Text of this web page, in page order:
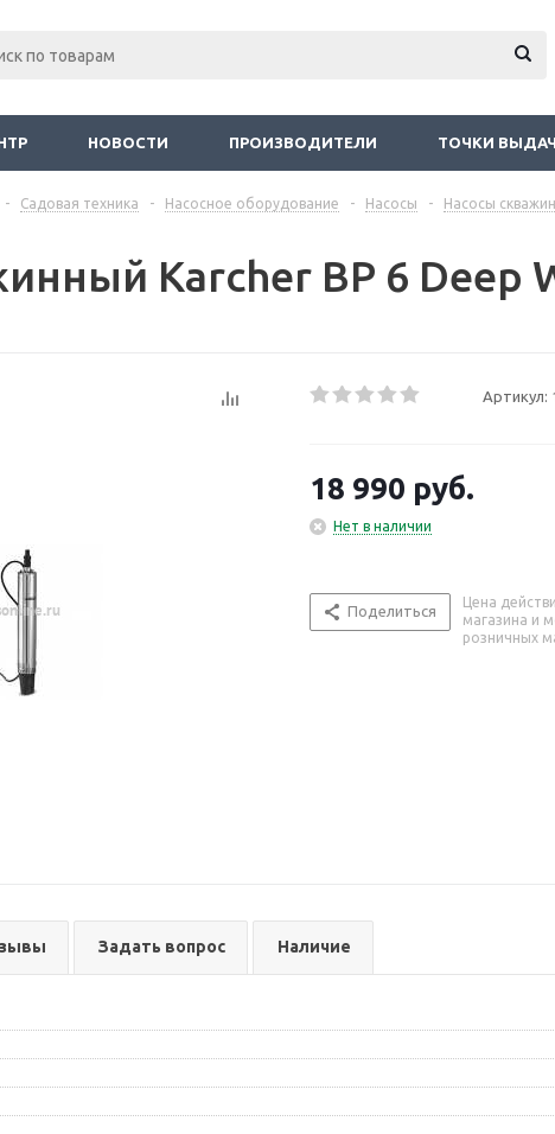
НОВОСТИ ПРОИЗВОДИТЕЛИ ТОЧКИ
- Садовая техника - Насосное оборудование - Насосы - Насосы
Karcher BP 6 Deep
Артикул:
18 990 руб.
Нет в наличии
Поделиться
Цена
магазина и
розничных
Задать вопрос Наличие